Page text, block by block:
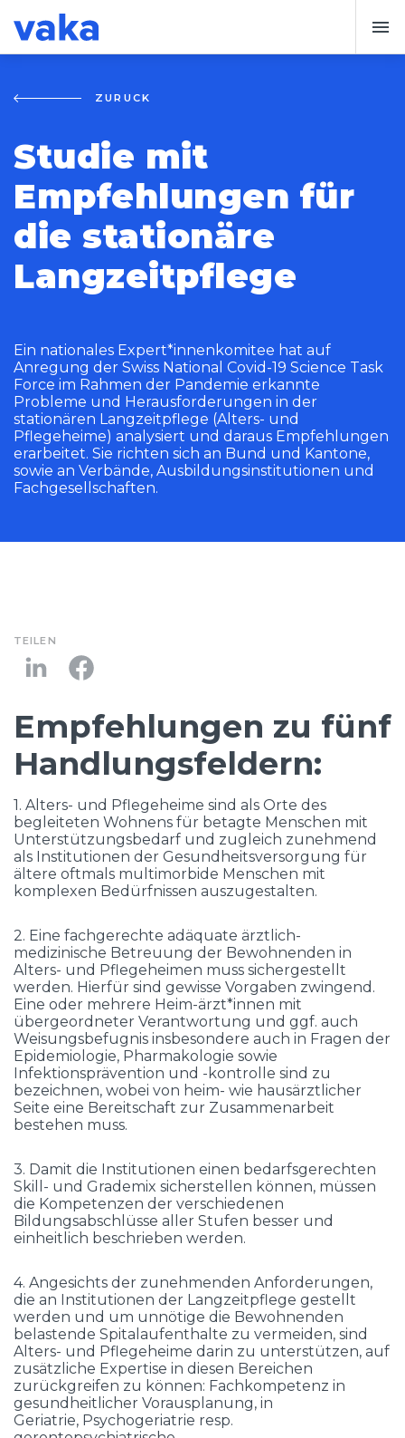
ZURÜCK
Studie mit
Empfehlungen für
die stationäre
Langzeitpflege
Ein nationales Expert*innenkomitee hat auf
Anregung der Swiss National Covid-19 Science Task
Force im Rahmen der Pandemie erkannte
Probleme und Herausforderungen in der
stationären Langzeitpflege (Alters- und
Pflegeheime) analysiert und daraus Empfehlungen
erarbeitet. Sie richten sich an Bund und Kantone,
sowie an Verbände, Ausbildungsinstitutionen und
Fachgesellschaften.
TEILEN
Empfehlungen zu fünf
Handlungsfeldern:
1. Alters- und Pflegeheime sind als Orte des
begleiteten Wohnens für betagte Menschen mit
Unterstützungsbedarf und zugleich zunehmend
als Institutionen der Gesundheitsversorgung für
ältere oftmals multimorbide Menschen mit
komplexen Bedürfnissen auszugestalten.
2. Eine fachgerechte adäquate ärztlich-
medizinische Betreuung der Bewohnenden in
Alters- und Pflegeheimen muss sichergestellt
werden. Hierfür sind gewisse Vorgaben zwingend.
Eine oder mehrere Heim-ärzt*innen mit
übergeordneter Verantwortung und ggf. auch
Weisungsbefugnis insbesondere auch in Fragen der
Epidemiologie, Pharmakologie sowie
Infektionsprävention und -kontrolle sind zu
bezeichnen, wobei von heim- wie hausärztlicher
Seite eine Bereitschaft zur Zusammenarbeit
bestehen muss.
3. Damit die Institutionen einen bedarfsgerechten
Skill- und Grademix sicherstellen können, müssen
die Kompetenzen der verschiedenen
Bildungsabschlüsse aller Stufen besser und
einheitlich beschrieben werden.
4. Angesichts der zunehmenden Anforderungen,
die an Institutionen der Langzeitpflege gestellt
werden und um unnötige die Bewohnenden
belastende Spitalaufenthalte zu vermeiden, sind
Alters- und Pflegeheime darin zu unterstützen, auf
zusätzliche Expertise in diesen Bereichen
zurückgreifen zu können: Fachkompetenz in
gesundheitlicher Vorausplanung, in
Geriatrie, Psychogeriatrie resp.